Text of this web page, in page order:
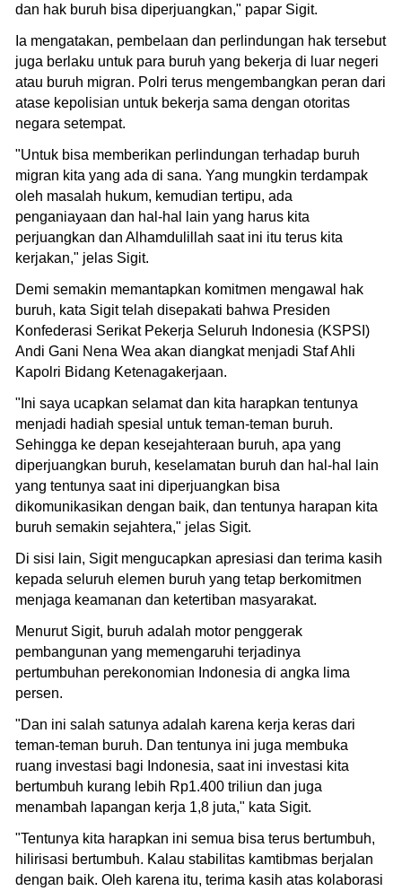
dan hak buruh bisa diperjuangkan," papar Sigit.
Ia mengatakan, pembelaan dan perlindungan hak tersebut
juga berlaku untuk para buruh yang bekerja di luar negeri
atau buruh migran. Polri terus mengembangkan peran dari
atase kepolisian untuk bekerja sama dengan otoritas
negara setempat.
"Untuk bisa memberikan perlindungan terhadap buruh
migran kita yang ada di sana. Yang mungkin terdampak
oleh masalah hukum, kemudian tertipu, ada
penganiayaan dan hal-hal lain yang harus kita
perjuangkan dan Alhamdulillah saat ini itu terus kita
kerjakan," jelas Sigit.
Demi semakin memantapkan komitmen mengawal hak
buruh, kata Sigit telah disepakati bahwa Presiden
Konfederasi Serikat Pekerja Seluruh Indonesia (KSPSI)
Andi Gani Nena Wea akan diangkat menjadi Staf Ahli
Kapolri Bidang Ketenagakerjaan.
"Ini saya ucapkan selamat dan kita harapkan tentunya
menjadi hadiah spesial untuk teman-teman buruh.
Sehingga ke depan kesejahteraan buruh, apa yang
diperjuangkan buruh, keselamatan buruh dan hal-hal lain
yang tentunya saat ini diperjuangkan bisa
dikomunikasikan dengan baik, dan tentunya harapan kita
buruh semakin sejahtera," jelas Sigit.
Di sisi lain, Sigit mengucapkan apresiasi dan terima kasih
kepada seluruh elemen buruh yang tetap berkomitmen
menjaga keamanan dan ketertiban masyarakat.
Menurut Sigit, buruh adalah motor penggerak
pembangunan yang memengaruhi terjadinya
pertumbuhan perekonomian Indonesia di angka lima
persen.
"Dan ini salah satunya adalah karena kerja keras dari
teman-teman buruh. Dan tentunya ini juga membuka
ruang investasi bagi Indonesia, saat ini investasi kita
bertumbuh kurang lebih Rp1.400 triliun dan juga
menambah lapangan kerja 1,8 juta," kata Sigit.
"Tentunya kita harapkan ini semua bisa terus bertumbuh,
hilirisasi bertumbuh. Kalau stabilitas kamtibmas berjalan
dengan baik. Oleh karena itu, terima kasih atas kolaborasi